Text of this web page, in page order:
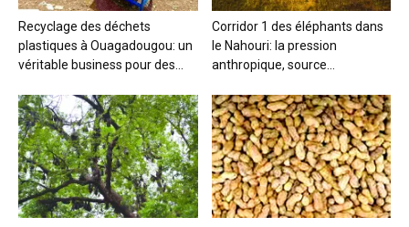
Recyclage des déchets
plastiques à Ouagadougou: un
véritable business pour des...
Corridor 1 des éléphants dans
le Nahouri: la pression
anthropique, source...